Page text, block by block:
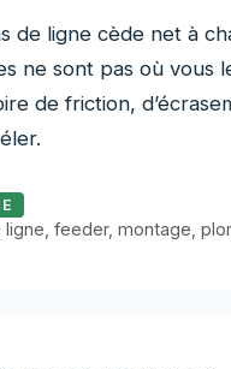
de ligne cède net à
ne sont pas où vous
de friction,
ligne feeder, montage